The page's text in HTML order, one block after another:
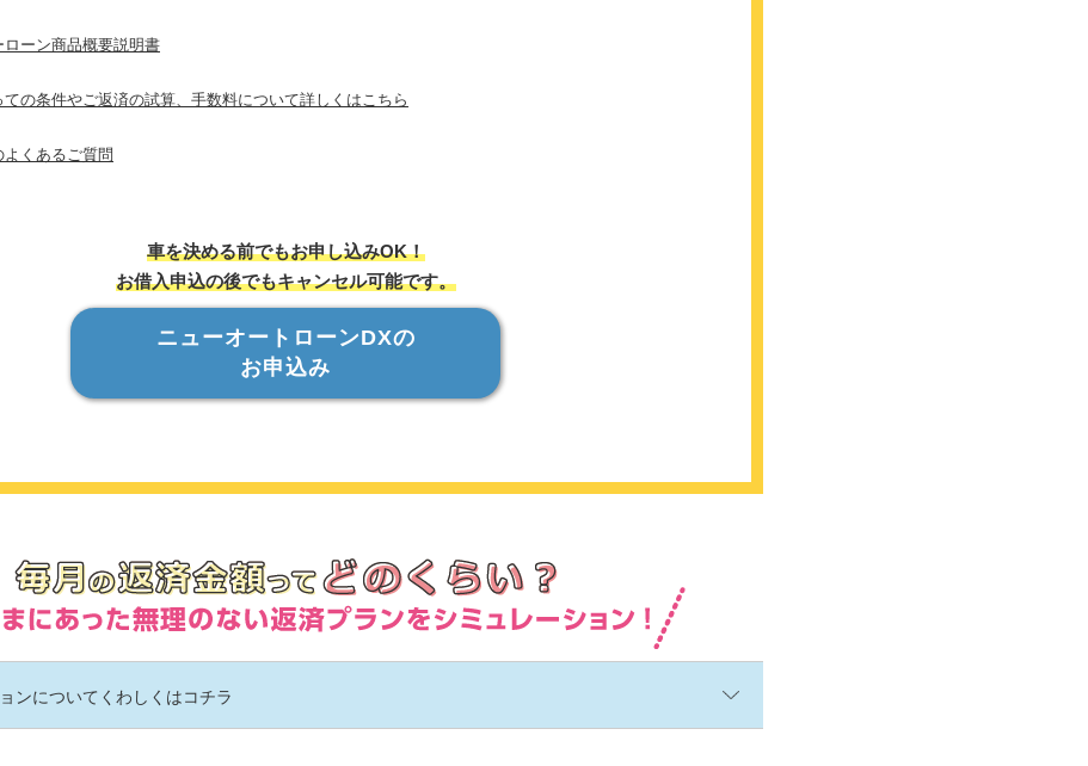
ローン商品概要説明書
の条件やご返済の試算、手数料について詳しくはこちら
くあるご質問
車を決める前でもお申し込みOK！
お借入申込の後でもキャンセル可能です。
ニューオートローンDXの
お申込み
ンについてくわしくはコチラ